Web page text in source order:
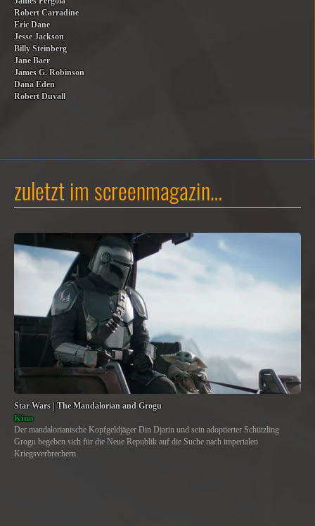
Robert Carradine
Eric Dane
Jesse Jackson
Billy Steinberg
Jane Baer
James G. Robinson
Dana Eden
Robert Duvall
zuletzt im screenmagazin…
Star Wars | The Mandalorian and Grogu
Kino
Der mandalorianische Kopfgeldjäger Din Djarin und sein adoptierter Schützling
Grogu begeben sich für die Neue Republik auf die Suche nach imperialen
Kriegsverbrechern.